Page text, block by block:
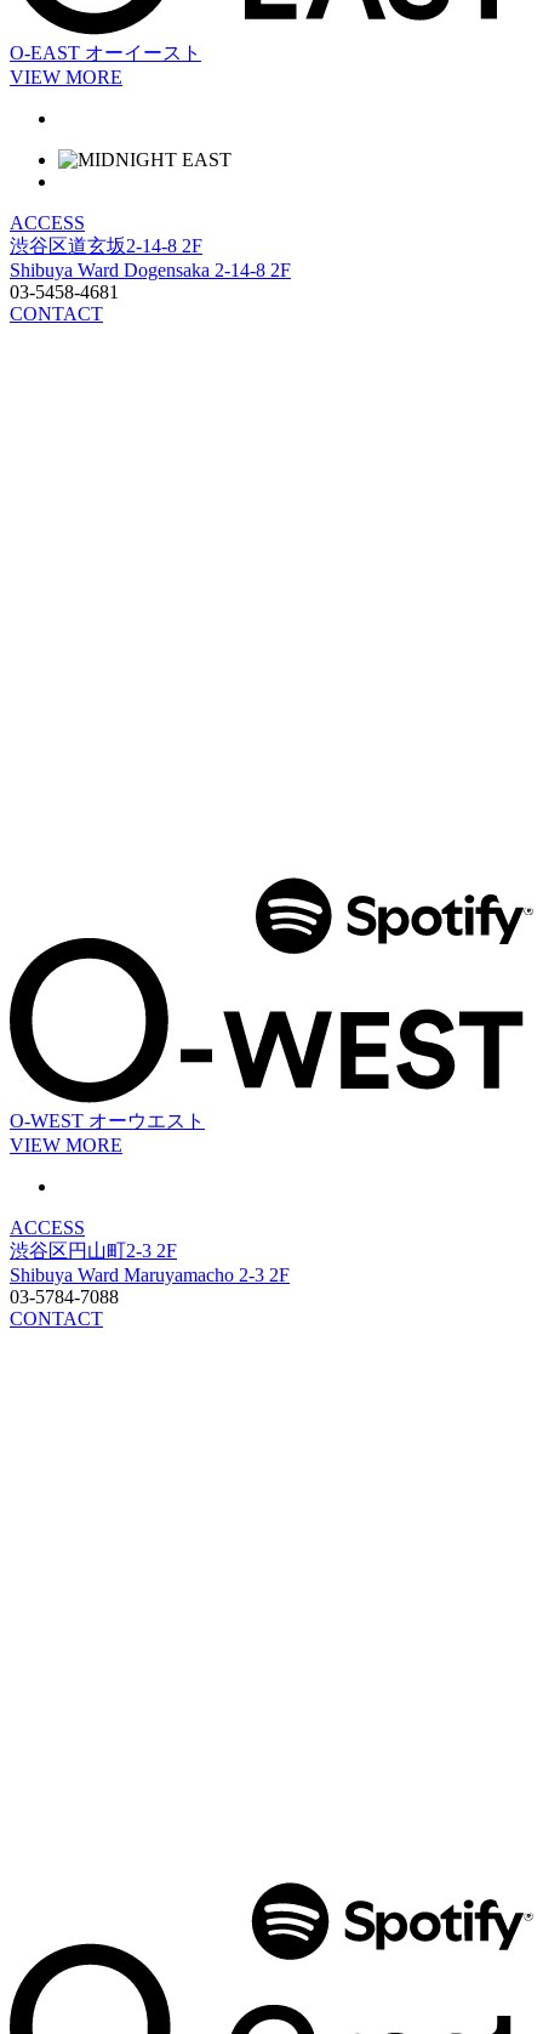
O-EAST オーイースト
VIEW MORE
ACCESS
渋谷区道玄坂2-14-8 2F
Shibuya Ward Dogensaka 2-14-8 2F
03-5458-4681
CONTACT
O-WEST オーウエスト
VIEW MORE
ACCESS
渋谷区円山町2-3 2F
Shibuya Ward Maruyamacho 2-3 2F
03-5784-7088
CONTACT